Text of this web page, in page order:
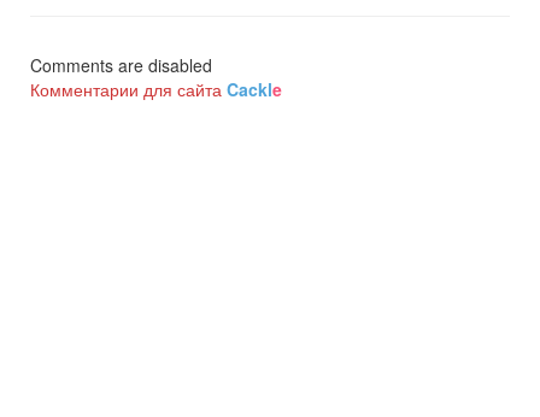
Comments are disabled
Комментарии для сайта Cackle